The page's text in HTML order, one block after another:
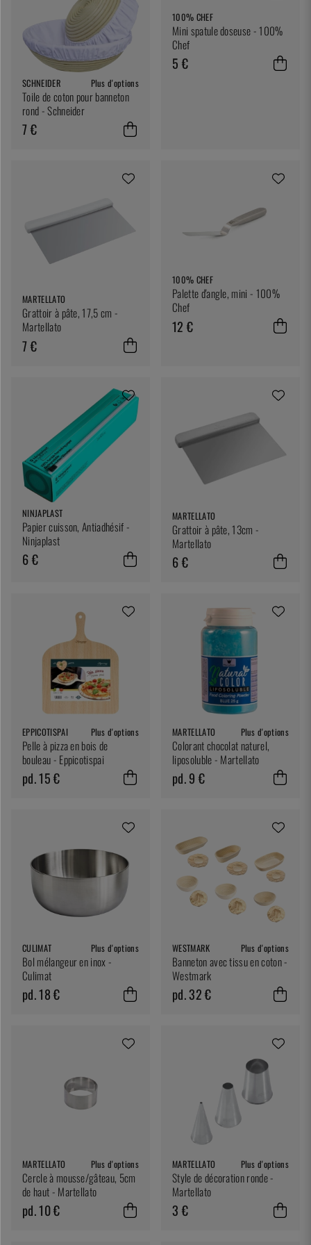
SCHNEIDER Plus d'options
Toile de coton pour banneton
rond - Schneider
7 €
100% CHEF
Mini spatule doseuse - 100%
Chef
5 €
MARTELLATO
Grattoir à pâte, 17,5 cm -
Martellato
7 €
100% CHEF
Palette d'angle, mini - 100%
Chef
12 €
NINJAPLAST
Papier cuisson, Antiadhésif -
Ninjaplast
6 €
MARTELLATO
Grattoir à pâte, 13cm -
Martellato
6 €
EPPICOTISPAI Plus d'options
Pelle à pizza en bois de
bouleau - Eppicotispai
pd. 15 €
MARTELLATO Plus d'options
Colorant chocolat naturel,
liposoluble - Martellato
pd. 9 €
CULIMAT Plus d'options
Bol mélangeur en inox -
Culimat
pd. 18 €
WESTMARK Plus d'options
Banneton avec tissu en coton -
Westmark
pd. 32 €
MARTELLATO Plus d'options
Cercle à mousse/gâteau, 5cm
de haut - Martellato
pd. 10 €
MARTELLATO Plus d'options
Style de décoration ronde -
Martellato
3 €